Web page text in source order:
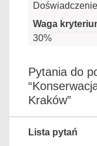
Doświadczenie
30%
Pytania do
Kraków”
Lista pytań